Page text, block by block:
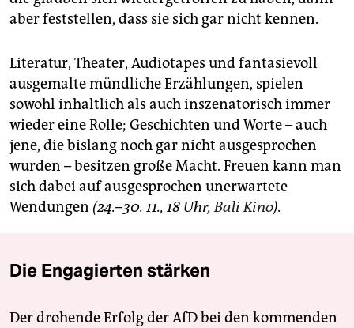
aber feststellen, dass sie sich gar nicht kennen.
Literatur, Theater, Audiotapes und fantasievoll
ausgemalte mündliche Erzählungen, spielen
sowohl inhaltlich als auch inszenatorisch immer
wieder eine Rolle; Geschichten und Worte – auch
jene, die bislang noch gar nicht ausgesprochen
wurden – besitzen große Macht. Freuen kann man
sich dabei auf ausgesprochen unerwartete
Wendungen (24.–30. 11., 18 Uhr,Bali Kino).
Die Engagierten stärken
Der drohende Erfolg der AfD bei den kommenden